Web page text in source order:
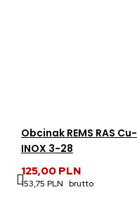
Obcinak REMS RAS Cu-
INOX 3-28
125,00 PLN
153,75 PLN